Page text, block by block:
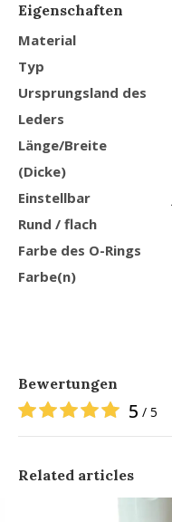
Eigenschaften
Material
Typ
Ursprungsland des
Leders
Länge/Breite
(Dicke)
Einstellbar
Rund / flach
Farbe des O-Rings
Farbe(n)
Bewertungen
5 / 5
Related articles